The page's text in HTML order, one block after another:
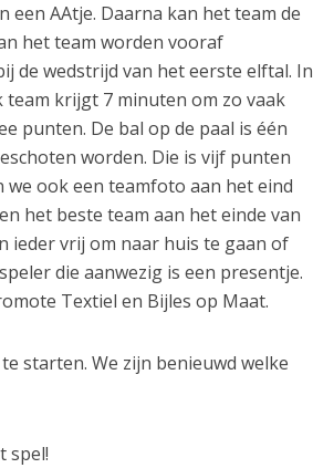
AAtje. Daarna kan het team de
het team worden vooraf
de wedstrijd van het eerste elftal. In
team krijgt 7 minuten om zo vaak
punten. De bal op de paal is één
worden. Die is vijf punten
ook een teamfoto aan het eind
het beste team aan het einde van
ieder vrij om naar huis te gaan of
die aanwezig is een presentje.
Textiel en Bijles op Maat.
starten. We zijn benieuwd welke
spel!